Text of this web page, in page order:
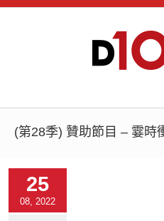
(第28季) 贊助節目 – 霎時
25
08, 2022